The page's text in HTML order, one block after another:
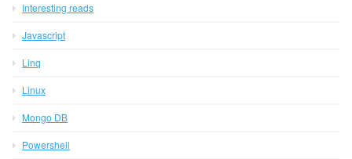
Interesting reads
Javascript
Linq
Linux
Mongo DB
Powershell